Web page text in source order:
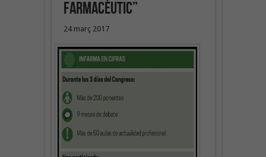
farmacèutic”
24 març 2017